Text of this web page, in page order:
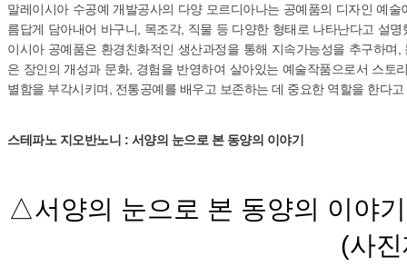
말레이시아 수공예 개발공사의 다양 모르디아나는 공예품의 디자인 예
름답게 담아내어 바구니, 목조각, 직물 등 다양한 형태로 나타난다고 설
이시아 공예품은 환경친화적인 생산과정을 통해 지속가능성을 추구하
은 장인의 개성과 문화, 경험을 반영하여 살아있는 예술작품으로서 스
별함을 부각시키며, 전통공예를 배우고 보존하는 데 중요한 역할을 한다
스테파노 지오반노니 : 서양의 눈으로 본 동양의 이야기
△서양의 눈으로 본 동양의 이야
(사